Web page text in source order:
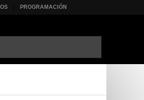
PROGRAMACIÓN